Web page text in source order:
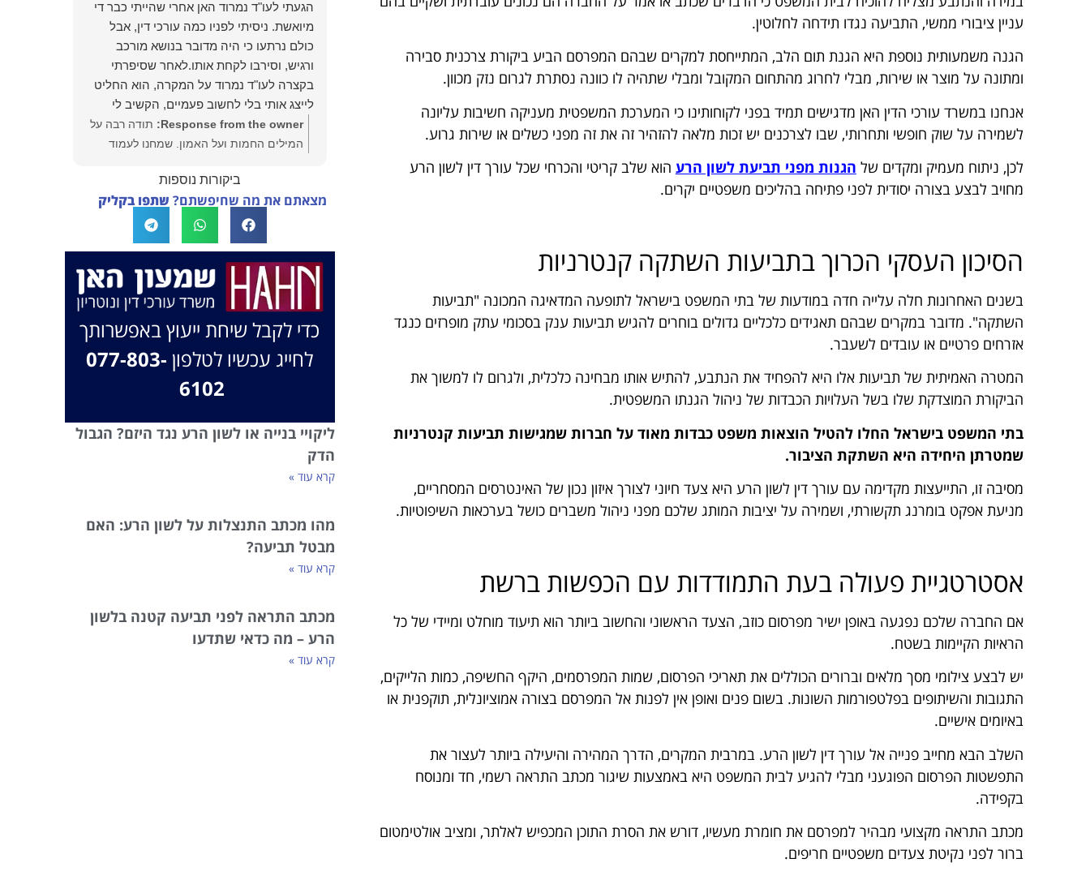
עניין ציבורי ממשי, התביעה נגדו תידחה לחלוטין.
הגנה משמעותית נוספת היא הגנת תום הלב, המתייחסת למקרים שבהם המפרסם הביע ביקורת צרכנית סבירה
ומתונה על מוצר או שירות, מבלי לחרוג מהתחום המקובל ומבלי שתהיה לו כוונה נסתרת לגרום נזק מכוון.
אנחנו במשרד עורכי הדין האן מדגישים תמיד בפני לקוחותינו כי המערכת המשפטית מעניקה חשיבות עליונה
לשמירה על שוק חופשי ותחרותי, שבו לצרכנים יש זכות מלאה להזהיר זה את זה מפני כשלים או שירות גרוע.
לכן, ניתוח מעמיק ומקדים של הגנות מפני תביעת לשון הרע הוא שלב קריטי והכרחי שכל עורך דין לשון הרע
מחויב לבצע בצורה יסודית לפני פתיחה בהליכים משפטיים יקרים.
הסיכון העסקי הכרוך בתביעות השתקה קנטרניות
בשנים האחרונות חלה עלייה חדה במודעות של בתי המשפט בישראל לתופעה המדאיגה המכונה "תביעות
השתקה". מדובר במקרים שבהם תאגידים כלכליים גדולים בוחרים להגיש תביעות ענק בסכומי עתק מופרזים כנגד
אזרחים פרטיים או עובדים לשעבר.
המטרה האמיתית של תביעות אלו היא להפחיד את הנתבע, להתיש אותו מבחינה כלכלית, ולגרום לו למשוך את
הביקורת המוצדקת שלו בשל העלויות הכבדות של ניהול הגנתו המשפטית.
בתי המשפט בישראל החלו להטיל הוצאות משפט כבדות מאוד על חברות שמגישות תביעות קנטרניות
שמטרתן היחידה היא השתקת הציבור.
מסיבה זו, התייעצות מקדימה עם עורך דין לשון הרע היא צעד חיוני לצורך איזון נכון של האינטרסים המסחריים,
מניעת אפקט בומרנג תקשורתי, ושמירה על יציבות המותג שלכם מפני ניהול משברים כושל בערכאות השיפוטיות.
אסטרטגיית פעולה בעת התמודדות עם הכפשות ברשת
אם החברה שלכם נפגעה באופן ישיר מפרסום כוזב, הצעד הראשוני והחשוב ביותר הוא תיעוד מוחלט ומיידי של כל
הראיות הקיימות בשטח.
יש לבצע צילומי מסך מלאים וברורים הכוללים את תאריכי הפרסום, שמות המפרסמים, היקף החשיפה, כמות הלייקים,
התגובות והשיתופים בפלטפורמות השונות. בשום פנים ואופן אין לפנות אל המפרסם בצורה אמוציונלית, תוקפנית או
באיומים אישיים.
השלב הבא מחייב פנייה אל עורך דין לשון הרע. במרבית המקרים, הדרך המהירה והיעילה ביותר לעצור את
התפשטות הפרסום הפוגעני מבלי להגיע לבית המשפט היא באמצעות שיגור מכתב התראה רשמי, חד ומנוסח
בקפידה.
מכתב התראה מקצועי מבהיר למפרסם את חומרת מעשיו, דורש את הסרת התוכן המכפיש לאלתר, ומציב אולטימטום
ברור לפני נקיטת צעדים משפטיים חריפים.
הגעתי לעו"ד נמרוד האן אחרי שהייתי כבר די
מיואשת. ניסיתי לפניו כמה עורכי דין, אבל
כולם נרתעו כי היה מדובר בנושא מורכב
ורגיש, וסירבו לקחת אותו.לאחר שסיפרתי
בקצרה לעו"ד נמרוד על המקרה, הוא החליט
לייצג אותי בלי לחשוב פעמיים, הקשיב לי
ולקח את התיק שלי פרו בונו מכל הלב.
Response from the owner:
תודה רבה על
המילים החמות ועל האמון. שמחנו לעמוד
המון הצלחה בהמשך. תמיד כאן בשבילך.
בברכה, משרד עו"ד שמעון האן ונוטריון
ביקורות נוספות
מצאתם את מה שחיפשתם? שתפו בקליק
כדי לקבל שיחת ייעוץ באפשרותך
לחייג עכשיו לטלפון 077-803-
6102
ליקויי בנייה או לשון הרע נגד היזם? הגבול
הדק
קרא עוד »
מהו מכתב התנצלות על לשון הרע: האם
מבטל תביעה?
קרא עוד »
מכתב התראה לפני תביעה קטנה בלשון
הרע – מה כדאי שתדעו
קרא עוד »